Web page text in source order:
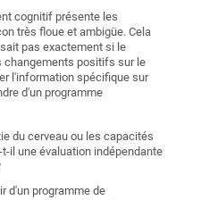
cognitif présente les
très floue et ambigüe. Cela
pas exactement si le
changements positifs sur le
l'information spécifique sur
d'un programme
du cerveau ou les capacités
il une évaluation indépendante
d'un programme de